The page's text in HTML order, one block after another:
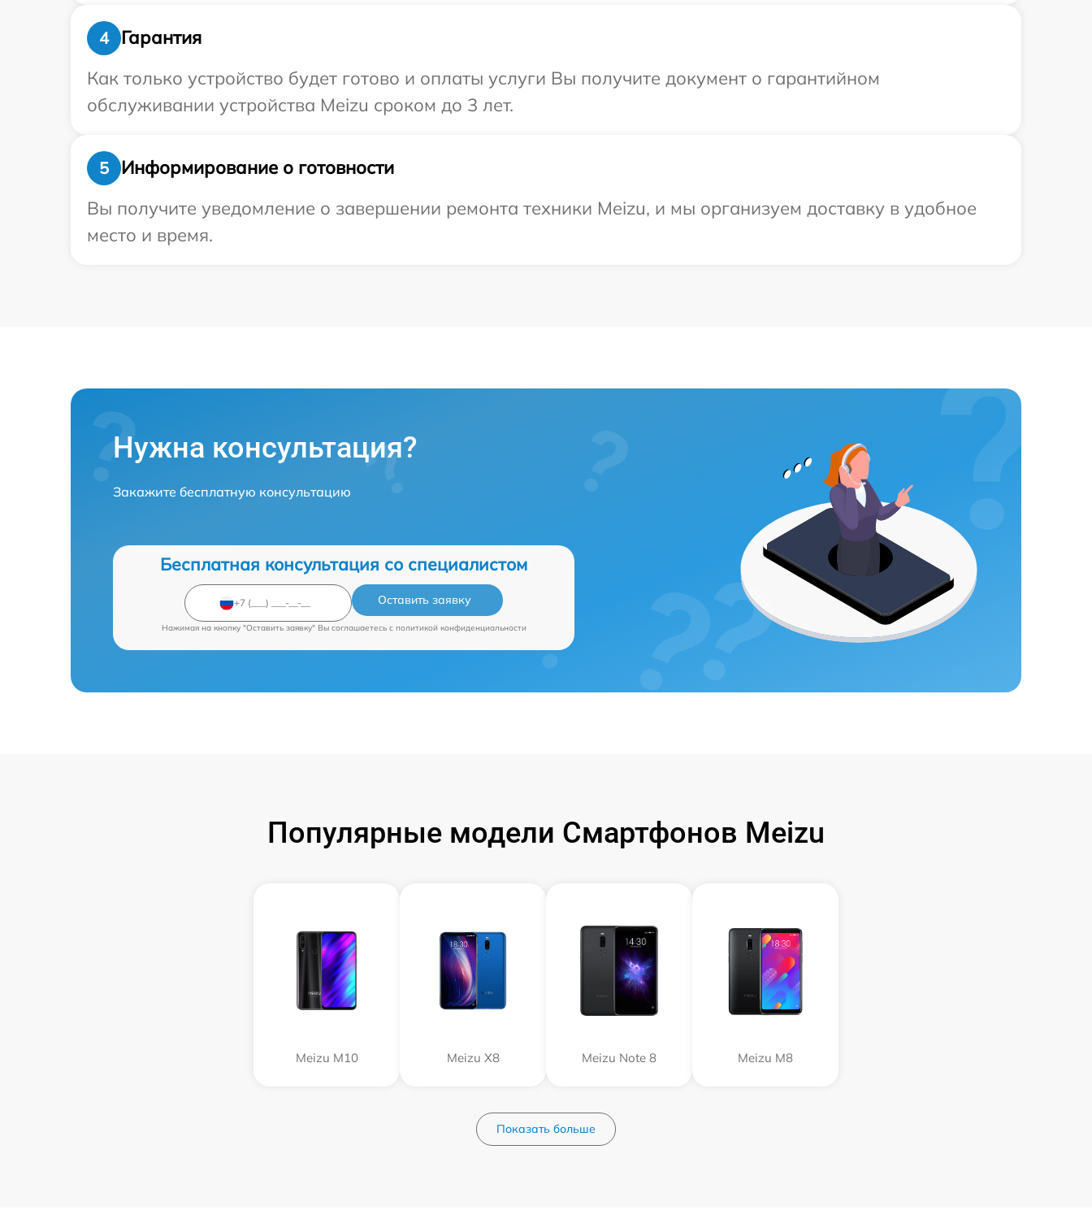
4
Гарантия
Как только устройство будет готово и оплаты услуги Вы получите документ о гарантийном
обслуживании устройства Meizu сроком до 3 лет.
5
Информирование о готовности
Вы получите уведомление о завершении ремонта техники Meizu, и мы организуем доставку в удобное
место и время.
Нужна консультация?
Закажите бесплатную консультацию
Бесплатная консультация со специалистом
Оставить заявку
Нажимая на кнопку "Оставить заявку" Вы соглашаетесь c политикой конфиденциальности
Популярные модели Смартфонов Meizu
Meizu M10 Meizu X8 Meizu Note 8 Meizu M8
Показать больше